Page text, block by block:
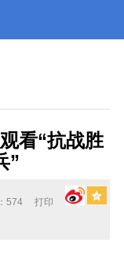
看“抗战胜
”
574 打印